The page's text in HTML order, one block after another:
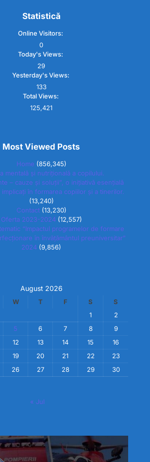
Statistică
Online Visitors:
0
Today's Views:
29
Yesterday's Views:
133
Total Views:
125,421
Most Viewed Posts
Home (856,345)
mentală și nutrițională a copilului.
– cauze și soluții”, o inițiativă esențială
în formarea copiilor și a tinerilor.
(13,240)
Contact (13,230)
Oferta 2023-2024 (12,557)
“Impactul programelor de formare
în învățământul preuniversitar”
2024 (9,856)
August 2026
W T F S
S
1
2
5 6 7 8
9
12 13 14 15
16
19 20 21 22
23
26 27 28 29
30
« Jul